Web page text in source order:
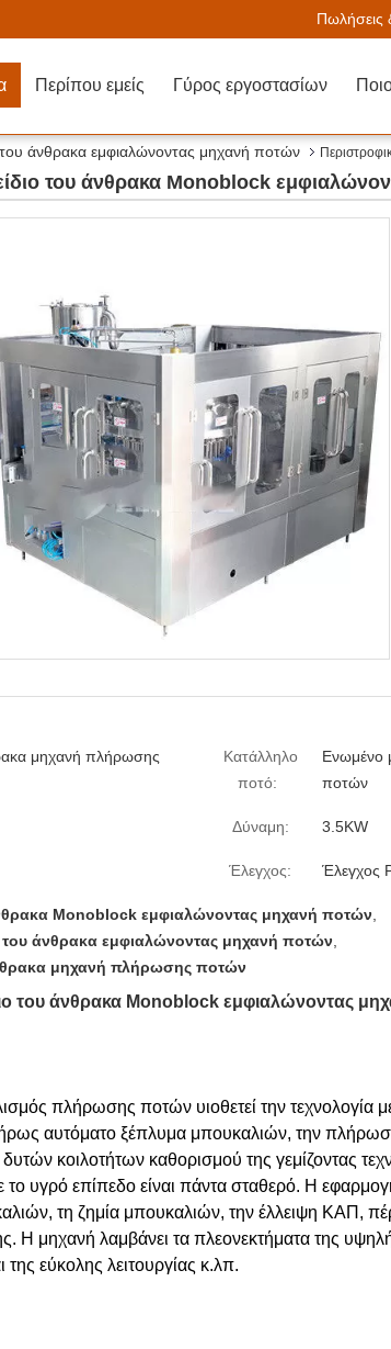
Πωλήσεις
Περίπου εμείς Γύρος εργοστασίων
του άνθρακα εμφιαλώνοντας μηχανή ποτών
του άνθρακα Monoblock
μηχανή πλήρωσης
Κατάλληλο
ποτό:
Ενωμένο
ποτών
Δύναμη: 3.5KW
Έλεγχος: Έλεγχος
Monoblock εμφιαλώνοντας μηχανή ποτών
του άνθρακα εμφιαλώνοντας μηχανή ποτών
μηχανή πλήρωσης ποτών
του άνθρακα Monoblock εμφιαλώνοντας
πλήρωσης ποτών υιοθετεί την τεχνολογία
αυτόματο ξέπλυμα μπουκαλιών, την
κοιλοτήτων καθορισμού της γεμίζοντας
το υγρό επίπεδο είναι πάντα σταθερό. Η
τη ζημία μπουκαλιών, την έλλειψη ΚΑΠ,
Η μηχανή λαμβάνει τα πλεονεκτήματα της
εύκολης λειτουργίας κ.λπ.